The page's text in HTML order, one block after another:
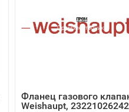
Фланец газового
Weishaupt, 23221026242